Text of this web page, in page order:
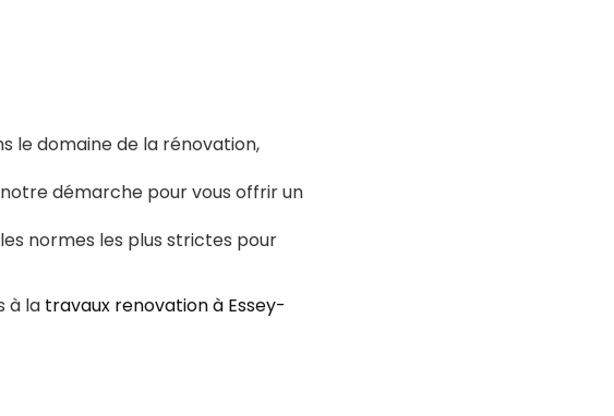
le domaine de la rénovation,
démarche pour vous offrir un
normes les plus strictes pour
à la travaux renovation à Essey-